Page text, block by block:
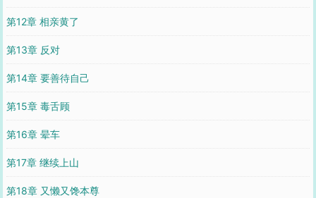
第12章 相亲黄了
第13章 反对
第14章 要善待自己
第15章 毒舌顾
第16章 晕车
第17章 继续上山
第18章 又懒又馋本尊